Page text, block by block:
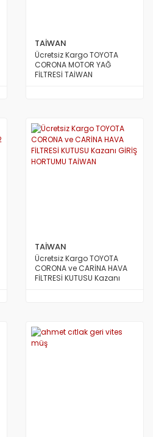
TAİWAN
Ücretsiz Kargo TOYOTA
CORONA MOTOR YAĞ
FİLTRESİ TAİWAN
TAİWAN
Ücretsiz Kargo TOYOTA
CORONA ve CARİNA HAVA
FİLTRESİ KUTUSU Kazanı